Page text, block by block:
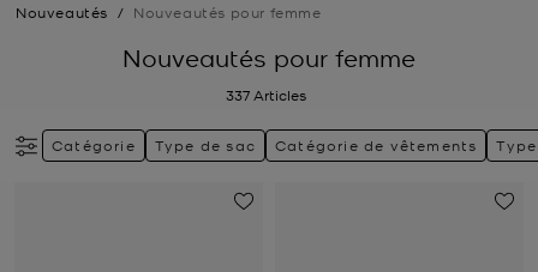
Nouveautés / Nouveautés pour femme
Nouveautés pour femme
337 Articles
Catégorie Type de sac Catégorie de vêtements